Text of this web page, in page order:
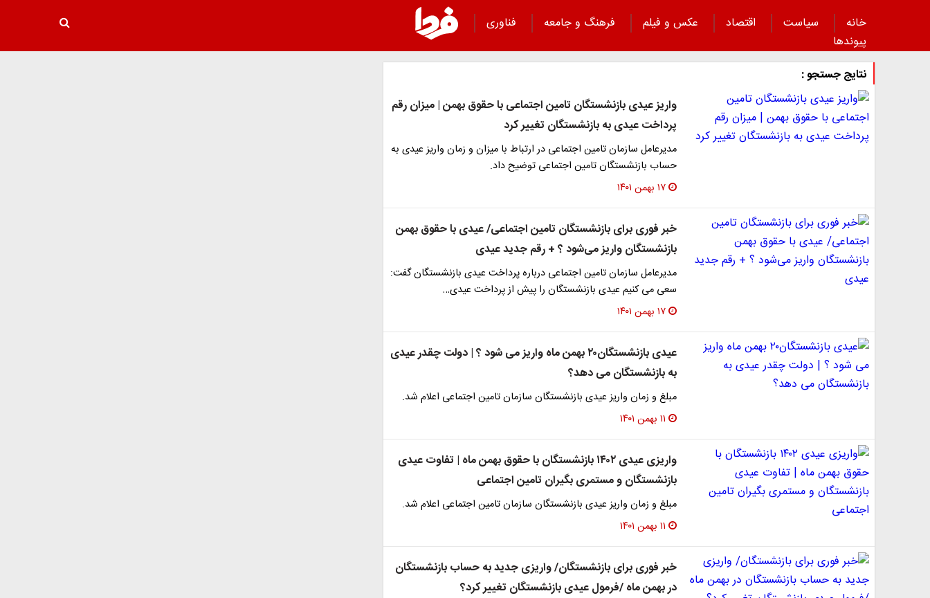
خانه سیاست اقتصاد عکس و فیلم فرهنگ و جامعه
فناوری
پیوند‌ها
نتایج جستجو :
واریز عیدی بازنشستگان تامین اجتماعی با حقوق بهمن | میزان رقم
پرداخت عیدی به بازنشستگان تغییر کرد
مدیرعامل سازمان تامین اجتماعی در ارتباط با میزان و زمان واریز عیدی به
حساب بازنشستگان تامین اجتماعی توضیح داد.
۱۷ بهمن ۱۴۰۱
خبر فوری برای بازنشستگان تامین اجتماعی/ عیدی با حقوق بهمن
بازنشستگان واریز می‌شود ؟ + رقم جدید عیدی
مدیرعامل سازمان تامین اجتماعی درباره پرداخت عیدی بازنشستگان گفت:
سعی می کنیم عیدی بازنشستگان را پیش از پرداخت عیدی…
۱۷ بهمن ۱۴۰۱
عیدی بازنشستگان۲۰ بهمن ماه واریز می شود ؟ | دولت چقدر عیدی
به بازنشستگان می دهد؟
مبلغ و زمان واریز عیدی بازنشستگان سازمان تامین اجتماعی اعلام شد.
۱۱ بهمن ۱۴۰۱
واریزی عیدی ۱۴۰۲ بازنشستگان با حقوق بهمن ماه | تفاوت عیدی
بازنشستگان و مستمری بگیران تامین اجتماعی
مبلغ و زمان واریز عیدی بازنشستگان سازمان تامین اجتماعی اعلام شد.
۱۱ بهمن ۱۴۰۱
خبر فوری برای بازنشستگان/ واریزی جدید به حساب بازنشستگان
در بهمن ماه /فرمول عیدی بازنشستگان تغییر کرد؟